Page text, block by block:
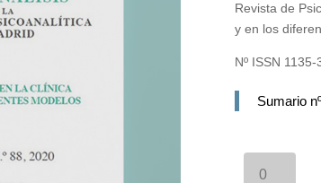
Revista de
y en los
Nº ISSN 1135-
Sumario
Revista